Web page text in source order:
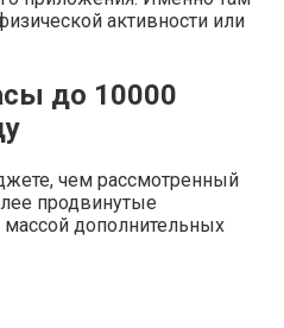
активности или
до 10000
чем рассмотренный
продвинутые
дополнительных